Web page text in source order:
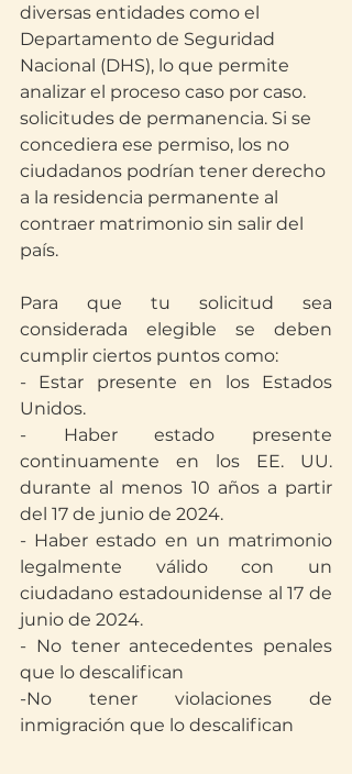
diversas entidades como el
Departamento de Seguridad
Nacional (DHS), lo que permite
analizar el proceso caso por caso.
solicitudes de permanencia. Si se
concediera ese permiso, los no
ciudadanos podrían tener derecho
a la residencia permanente al
contraer matrimonio sin salir del
país.
Para que tu solicitud sea
considerada elegible se deben
cumplir ciertos puntos como:
- Estar presente en los Estados
Unidos.
- Haber estado presente
continuamente en los EE. UU.
durante al menos 10 años a partir
del 17 de junio de 2024.
- Haber estado en un matrimonio
legalmente válido con un
ciudadano estadounidense al 17 de
junio de 2024.
- No tener antecedentes penales
que lo descalifican
-No tener violaciones de
inmigración que lo descalifican